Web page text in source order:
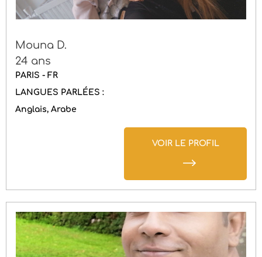
Mouna D.
24 ans
PARIS - FR
LANGUES PARLÉES :
Anglais Arabe
VOIR LE PROFIL